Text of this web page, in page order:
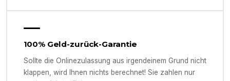
100% Geld-zurück-Garantie
Sollte die Onlinezulassung aus irgendeinem Grund nicht
klappen, wird Ihnen nichts berechnet! Sie zahlen nur